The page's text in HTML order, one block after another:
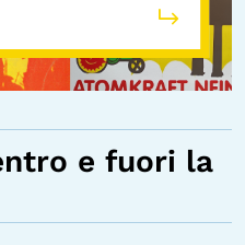
e fuori la